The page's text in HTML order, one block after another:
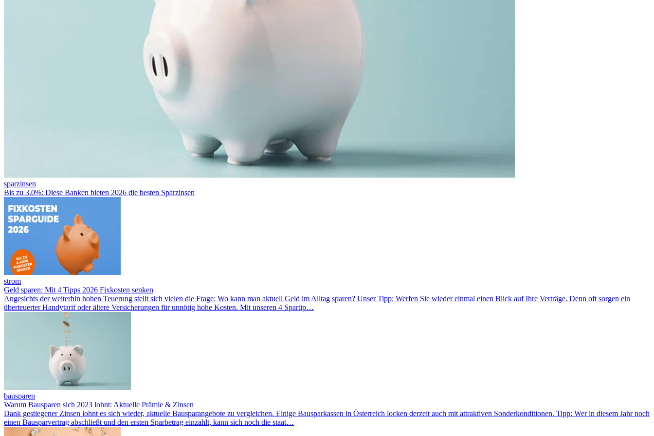
sparzinsen
Bis zu 3,0%: Diese Banken bieten 2026 die besten Sparzinsen
strom
Geld sparen: Mit 4 Tipps 2026 Fixkosten senken
Angesichts der weiterhin hohen Teuerung stellt sich vielen die Frage: Wo kann man aktuell Geld im Alltag sparen? Unser Tipp: Werfen Sie wieder einmal einen Blick auf Ihre Verträge. Denn oft sorgen ein
überteuerter Handytarif oder ältere Versicherungen für unnötig hohe Kosten. Mit unseren 4 Spartip…
bausparen
Warum Bausparen sich 2023 lohnt: Aktuelle Prämie & Zinsen
Dank gestiegener Zinsen lohnt es sich wieder, aktuelle Bausparangebote zu vergleichen. Einige Bausparkassen in Österreich locken derzeit auch mit attraktiven Sonderkonditionen. Tipp: Wer in diesem Jahr noch
einen Bausparvertrag abschließt und den ersten Sparbetrag einzahlt, kann sich noch die staat…